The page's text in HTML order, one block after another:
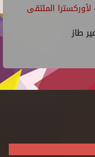
الملتقى
طاز